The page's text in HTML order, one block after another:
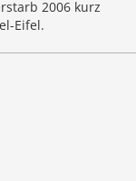
2006 kurz
Eifel.